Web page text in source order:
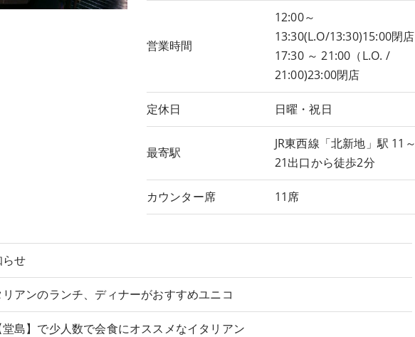
営業時間
12:00～
13:30(L.O/13:30)15:00閉店
17:30 ～ 21:00（L.O. /
21:00)23:00閉店
定休日 日曜・祝日
最寄駅
JR東西線「北新地」駅 11
21出口から徒歩2分
カウンター席 11席
らせ
アンのランチ、ディナーがおすすめユニコ
堂島】で少人数で会食にオススメなイタリアン